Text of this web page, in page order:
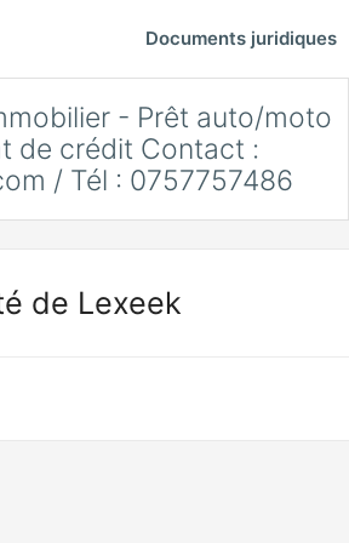
Documents juridiques
- Prêt auto/moto
de crédit Contact :
/ Tél : 0757757486
de Lexeek